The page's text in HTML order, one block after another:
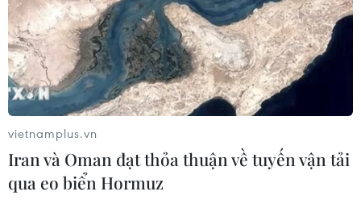
Đắk Lắk: Bắt đối tượng lừa đảo
chiếm đoạt hơn 26 tỷ đồng sau gần 9
năm lẩn trốn
04/08/2026 10:53
Khởi tố 16 đối tường trong đường dây
tổ chức đánh bạc trực tuyến quy mô
lớn
vietnamplus.vn
Iran và Oman đạt thỏa thuận về tuyến vận tải
qua eo biển Hormuz